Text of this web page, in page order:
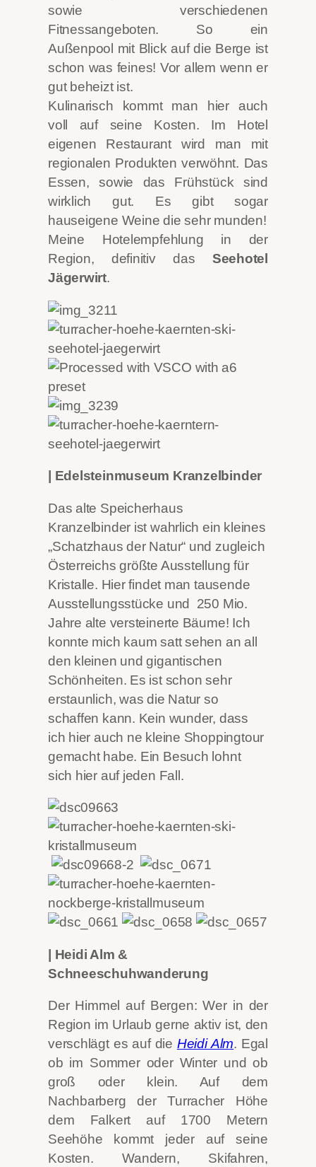
sowie verschiedenen
Fitnessangeboten. So ein
Außenpool mit Blick auf die Berge ist
schon was feines! Vor allem wenn er
gut beheizt ist.
Kulinarisch kommt man hier auch
voll auf seine Kosten. Im Hotel
eigenen Restaurant wird man mit
regionalen Produkten verwöhnt. Das
Essen, sowie das Frühstück sind
wirklich gut. Es gibt sogar
hauseigene Weine die sehr munden!
Meine Hotelempfehlung in der
Region, definitiv das Seehotel
Jägerwirt.
| Edelsteinmuseum Kranzelbinder
Das alte Speicherhaus
Kranzelbinder ist wahrlich ein kleines
„Schatzhaus der Natur“ und zugleich
Österreichs größte Ausstellung für
Kristalle. Hier findet man tausende
Ausstellungsstücke und 250 Mio.
Jahre alte versteinerte Bäume! Ich
konnte mich kaum satt sehen an all
den kleinen und gigantischen
Schönheiten. Es ist schon sehr
erstaunlich, was die Natur so
schaffen kann. Kein wunder, dass
ich hier auch ne kleine Shoppingtour
gemacht habe. Ein Besuch lohnt
sich hier auf jeden Fall.
| Heidi Alm &
Schneeschuhwanderung
Der Himmel auf Bergen: Wer in der
Region im Urlaub gerne aktiv ist, den
verschlägt es auf die Heidi Alm. Egal
ob im Sommer oder Winter und ob
groß oder klein. Auf dem
Nachbarberg der Turracher Höhe
dem Falkert auf 1700 Metern
Seehöhe kommt jeder auf seine
Kosten. Wandern, Skifahren,